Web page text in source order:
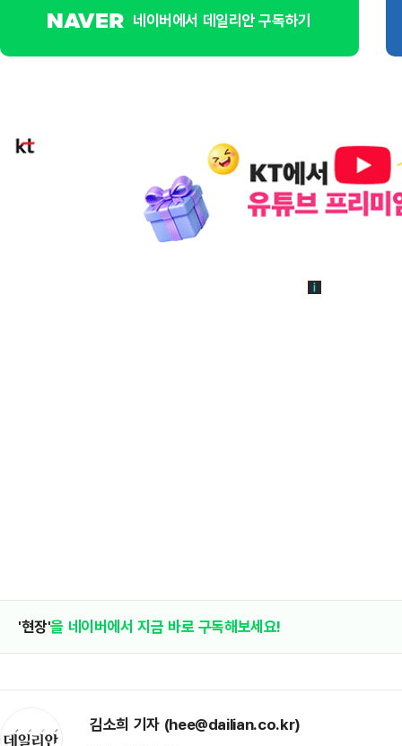
네이버에서 데일리안 구독하기
'현장'을 네이버에서 지금 바로 구독해보세요!
김소희 기자 (hee@dailian.co.kr)